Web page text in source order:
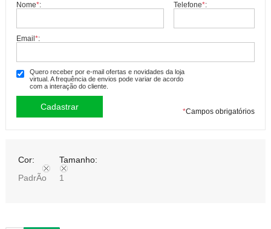
Nome*: Telefone*:
Email*:
Quero receber por e-mail ofertas e novidades da loja
virtual. A frequência de envios pode variar de acordo
com a interação do cliente.
*Campos obrigatórios
Cor:
PadrÃo
Tamanho:
1